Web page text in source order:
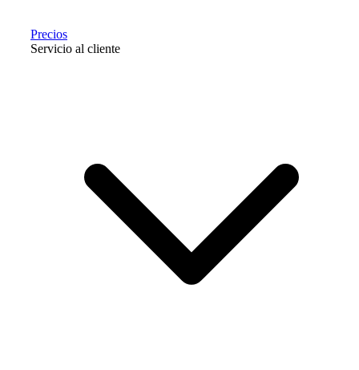
Precios
Servicio al cliente